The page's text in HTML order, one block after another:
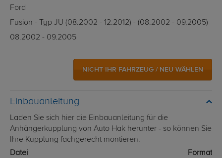
Ford
Fusion - Typ JU (08.2002 - 12.2012) - (08.2002 - 09.2005)
08.2002 - 09.2005
NICHT IHR FAHRZEUG / NEU WÄHLEN
Einbauanleitung
Laden Sie sich hier die Einbauanleitung für die
Anhängerkupplung von Auto Hak herunter - so können Sie
Ihre Kupplung fachgerecht montieren.
Datei
Format